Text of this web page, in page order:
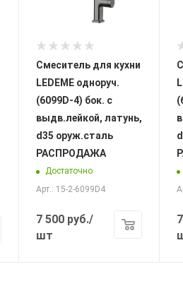
Смеситель для кухни
LEDEME одноруч.
(6099D-4) бок. с
выдв.лейкой, латунь,
d35 оруж.сталь
РАСПРОДАЖА
Достаточно
Арт.: 15-2-6099D4
7 500 руб./
шт